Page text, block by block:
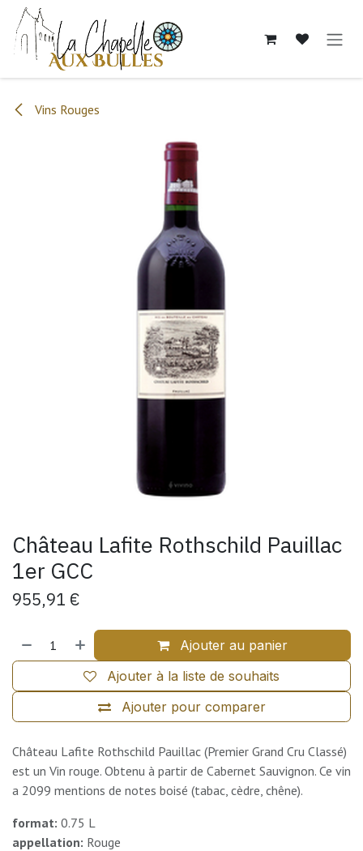
Se rendre au contenu
Vins Rouges
Château Lafite Rothschild Pauillac
1er GCC
955,91 €
Ajouter au panier
Ajouter pour comparer
Ajouter à la liste de souhaits
Château Lafite Rothschild Pauillac (Premier Grand Cru Classé)
est un Vin rouge. Obtenu à partir de Cabernet Sauvignon. Ce vin
a 2099 mentions de notes boisé (tabac, cèdre, chêne).
format: 0.75 L
appellation: Rouge